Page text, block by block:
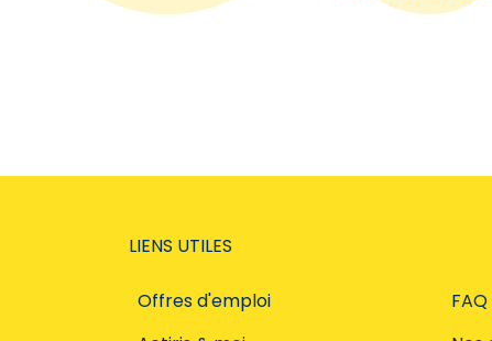
LIENS UTILES
Offres d'emploi
FAQ